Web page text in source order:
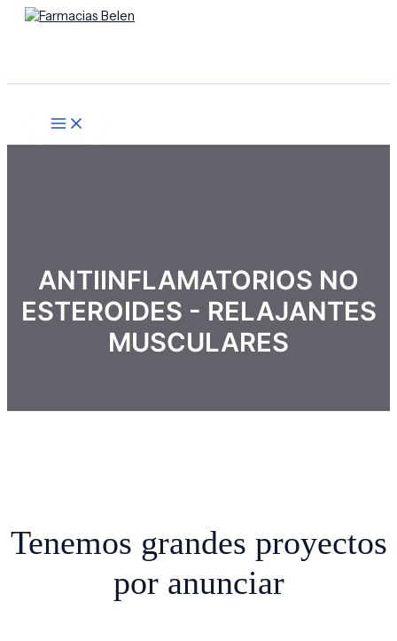
Menu
ANTIINFLAMATORIOS NO
ESTEROIDES - RELAJANTES
MUSCULARES
Tenemos grandes proyectos
por anunciar
Menú